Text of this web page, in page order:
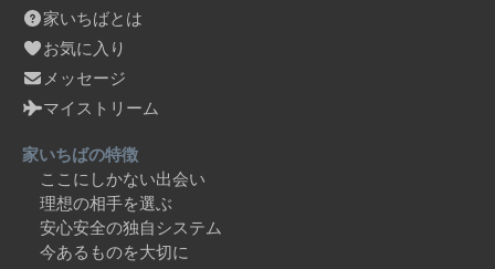
家いちばとは
お気に入り
メッセージ
マイストリーム
家いちばの特徴
ここにしかない出会い
理想の相手を選ぶ
安心安全の独自システム
今あるものを大切に